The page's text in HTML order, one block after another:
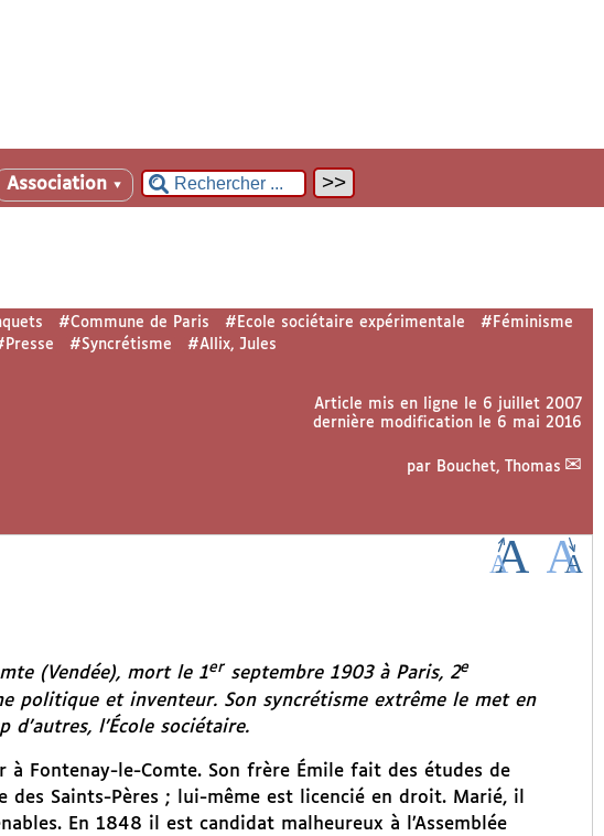
Association ▼
#Commune de Paris #Ecole sociétaire expérimentale
#Féminisme
#Syncrétisme #Allix, Jules
Article mis en ligne le 6 juillet 2007
dernière modification le 6 mai 2016
par Bouchet, Thomas
(Vendée), mort le 1er septembre 1903 à Paris, 2e
politique et inventeur. Son syncrétisme extrême le met en
l’École sociétaire.
Fontenay-le-Comte. Son frère Émile fait des études de
des Saints-Pères ; lui-même est licencié en droit. Marié, il
En 1848 il est candidat malheureux à l’Assemblée